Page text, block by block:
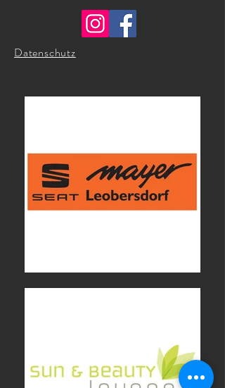
Datenschutz